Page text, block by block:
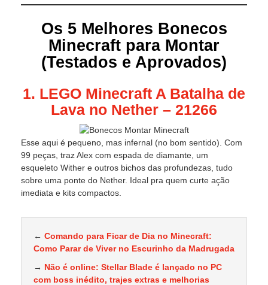
Os 5 Melhores Bonecos
Minecraft para Montar
(Testados e Aprovados)
1. LEGO Minecraft A Batalha de
Lava no Nether – 21266
Esse aqui é pequeno, mas infernal (no bom sentido). Com
99 peças, traz Alex com espada de diamante, um
esqueleto Wither e outros bichos das profundezas, tudo
sobre uma ponte do Nether. Ideal pra quem curte ação
imediata e kits compactos.
← Comando para Ficar de Dia no Minecraft:
Como Parar de Viver no Escurinho da Madrugada
→ Não é online: Stellar Blade é lançado no PC
com boss inédito, trajes extras e melhorias